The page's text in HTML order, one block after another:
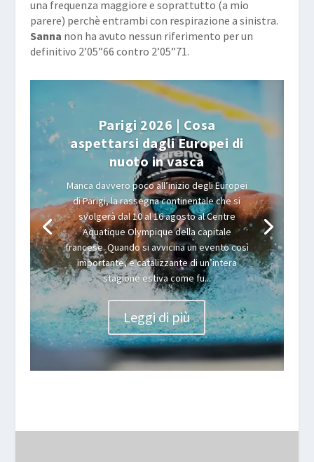
una frequenza maggiore e soprattutto (a mio
parere) perchè entrambi con respirazione a sinistra.
Sanna non ha avuto nessun riferimento per un
definitivo 2’05”66 contro 2’05”71.
Parigi 2026 | Cosa
aspettarsi dagli Europei di
nuoto in vasca
Manca davvero poco all’inizio degli Europei
di Parigi, la rassegna continentale che si
svolgerà dal 10 al 16 agosto al Centre
Aquatique Olympique della capitale
francese. Quando si avvicina un evento così
importante, e catalizzante di un’intera
stagione estiva come fu...
Leggi di più